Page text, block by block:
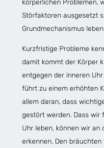
körperlichen Problemen,
Störfaktoren ausgesetzt
Grundmechanismus
Kurzfristige Probleme
damit kommt der Körper
entgegen der inneren
führt zu einem erhöhten
allem daran, dass
gestört werden. Dass wir
Uhr leben, können wir an
erkennen. Den